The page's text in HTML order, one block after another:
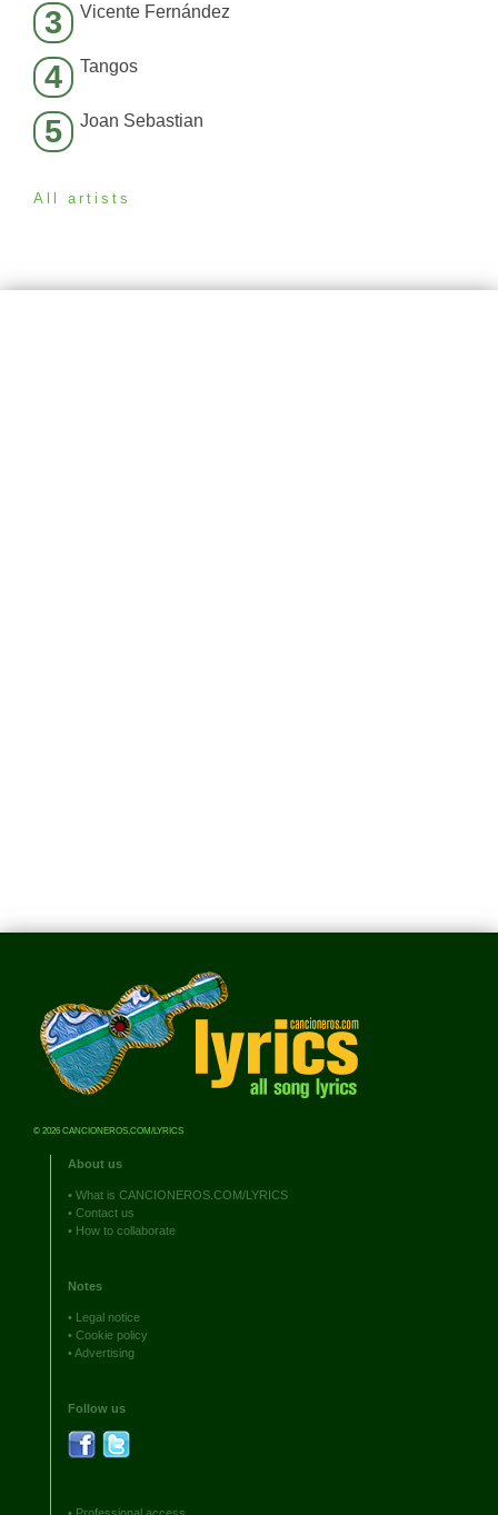
3 Vicente Fernández
4 Tangos
5 Joan Sebastian
All artists
© 2026 CANCIONEROS.COM/LYRICS
About us
• What is CANCIONEROS.COM/LYRICS
• Contact us
• How to collaborate
Notes
• Legal notice
• Cookie policy
•Advertising
Follow us